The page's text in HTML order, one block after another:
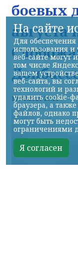
боевых
августа
10.08.2026 19:11
На сайте
Для
использования и
веб-сайте могут
том числе
вашем
веб-сайта, вы
технологий и
удалить cookie-
браузера, а
файлов, однако
могут быть
ограничениями
Я согласен